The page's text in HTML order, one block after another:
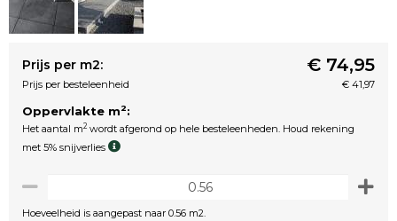
Prijs per m2: € 74,95
Prijs per besteleenheid € 41,97
Oppervlakte m2:
Het aantal m2 wordt afgerond op hele besteleenheden. Houd rekening
met 5% snijverlies
Hoeveelheid is aangepast naar 0.56 m2.